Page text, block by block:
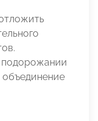
подорожании
объединение